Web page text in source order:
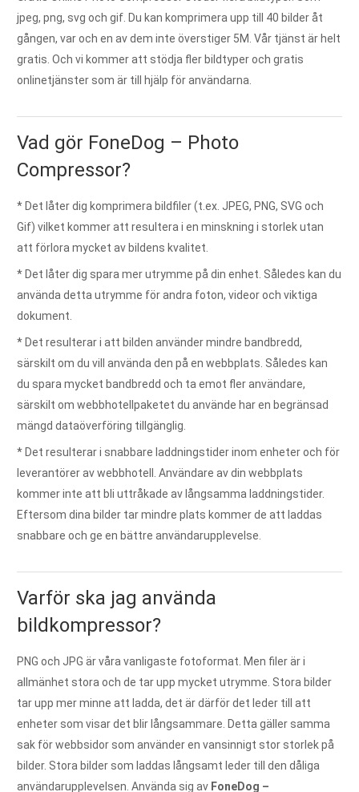
jpeg, png, svg och gif. Du kan komprimera upp till 40 bilder åt
gången, var och en av dem inte överstiger 5M. Vår tjänst är helt
gratis. Och vi kommer att stödja fler bildtyper och gratis
onlinetjänster som är till hjälp för användarna.
Vad gör FoneDog – Photo
Compressor?
* Det låter dig komprimera bildfiler (t.ex. JPEG, PNG, SVG och
Gif) vilket kommer att resultera i en minskning i storlek utan
att förlora mycket av bildens kvalitet.
* Det låter dig spara mer utrymme på din enhet. Således kan du
använda detta utrymme för andra foton, videor och viktiga
dokument.
* Det resulterar i att bilden använder mindre bandbredd,
särskilt om du vill använda den på en webbplats. Således kan
du spara mycket bandbredd och ta emot fler användare,
särskilt om webbhotellpaketet du använde har en begränsad
mängd dataöverföring tillgänglig.
* Det resulterar i snabbare laddningstider inom enheter och för
leverantörer av webbhotell. Användare av din webbplats
kommer inte att bli uttråkade av långsamma laddningstider.
Eftersom dina bilder tar mindre plats kommer de att laddas
snabbare och ge en bättre användarupplevelse.
Varför ska jag använda
bildkompressor?
PNG och JPG är våra vanligaste fotoformat. Men filer är i
allmänhet stora och de tar upp mycket utrymme. Stora bilder
tar upp mer minne att ladda, det är därför det leder till att
enheter som visar det blir långsammare. Detta gäller samma
sak för webbsidor som använder en vansinnigt stor storlek på
bilder. Stora bilder som laddas långsamt leder till den dåliga
användarupplevelsen. Använda sig av FoneDog –